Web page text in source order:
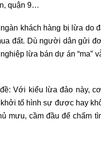
quận 9…
khách hàng bị lừa do
đất. Dù người dân gửi
lừa bán dự án “ma”
Với kiểu lừa đảo này,
tố hình sự được hay
mưu, cầm đầu để chấm